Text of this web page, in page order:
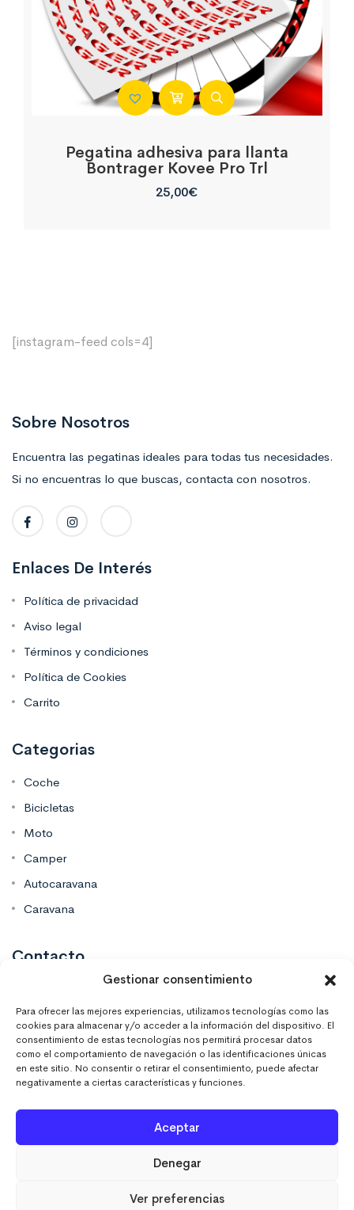
Gestionar consentimiento
Para ofrecer las mejores experiencias, utilizamos tecnologías como las
cookies para almacenar y/o acceder a la información del dispositivo. El
consentimiento de estas tecnologías nos permitirá procesar datos
como el comportamiento de navegación o las identificaciones únicas
en este sitio. No consentir o retirar el consentimiento, puede afectar
negativamente a ciertas características y funciones.
Aceptar
Denegar
Ver preferencias
Pegatina adhesiva para llanta
Bontrager Kovee Pro Trl
25,00€
[instagram-feed cols=4]
Sobre Nosotros
Encuentra las pegatinas ideales para todas tus necesidades.
Si no encuentras lo que buscas, contacta con nosotros.
Enlaces De Interés
Política de privacidad
Aviso legal
Términos y condiciones
Política de Cookies
Carrito
Categorias
Coche
Bicicletas
Moto
Camper
Autocaravana
Caravana
Contacto
637 671 470
MASVINILOSONLINE © 2023. Todos los derechos